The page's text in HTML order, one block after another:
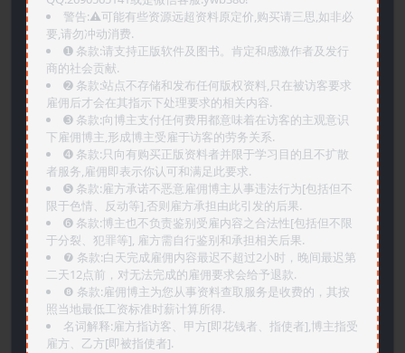
警告:⚠️可能有些资源远超资料原定价,购买请三思,如非必
要,请勿冲动消费.
➊️ 条款:请支持正版软件及图书。肯定和感激作者及发行
商的社会贡献.
➋️ 条款:站点不存储和发布任何版权资料,只在被访客要求
雇佣后才会在其指示下处理要求的相关内容.
➌️ 条款:向博主支付任何费用都意味着在访客的主观意识
下雇佣博主,形成博主受雇于访客的劳务关系.
➍️ 条款:只向有购买正版资料者并限于学习目的且不扩散
者服务,雇佣即表示你认可和满足此要求.
➎ 条款:雇方承诺不恶意雇佣博主从事违法行为[包括但不
限于色情、反动等],否则雇方承担由此引发的后果.
➏️ 条款:博主也不负责鉴别受雇内容之合法性[包括但不限
于分裂、犯罪等], 雇方需自行鉴别和承担相关后果.
❼ 条款:白天完成雇佣内容最迟不超过2小时，晚间最迟第
二天12点前，对无法完成的雇佣要求会给予退款.
❽ 条款:雇佣博主为您从事资料查取服务是收费的，其按
照当地最低工资标准时薪计算所得.
名词解释:雇方指访客、甲方[即花钱者、指使者],博主指受
雇方、乙方[即被指使者].